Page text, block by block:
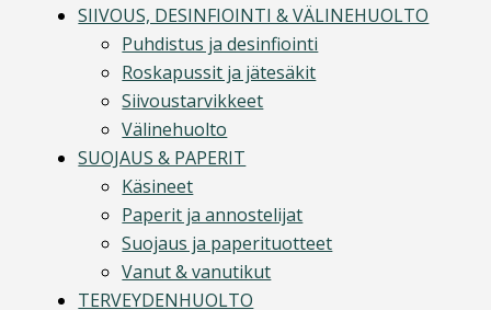
SIIVOUS, DESINFIOINTI & VÄLINEHUOLTO
Puhdistus ja desinfiointi
Roskapussit ja jätesäkit
Siivoustarvikkeet
Välinehuolto
SUOJAUS & PAPERIT
Käsineet
Paperit ja annostelijat
Suojaus ja paperituotteet
Vanut & vanutikut
TERVEYDENHUOLTO